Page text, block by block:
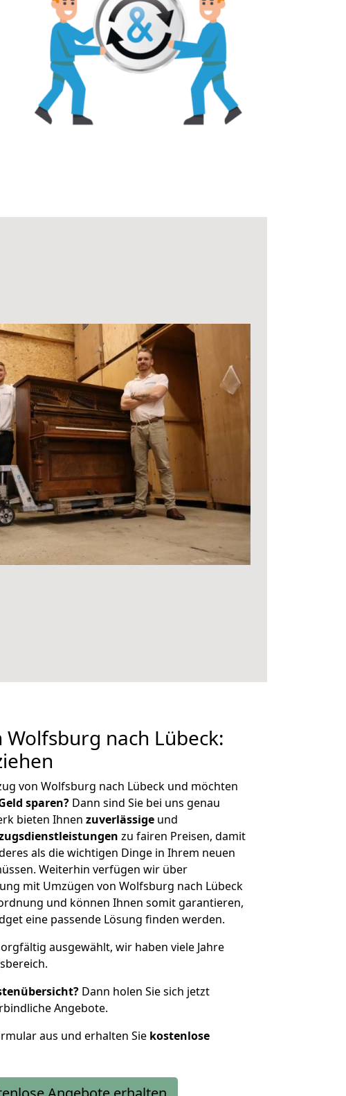
Wolfsburg nach Lübeck:
von Wolfsburg nach Lübeck und möchten
sparen? Dann sind Sie bei uns genau
bieten Ihnen zuverlässige und
zu fairen Preisen, damit
als die wichtigen Dinge in Ihrem neuen
Weiterhin verfügen wir über
mit Umzügen von Wolfsburg nach Lübeck
und können Ihnen somit garantieren,
eine passende Lösung finden werden.
ausgewählt, wir haben viele Jahre
Dann holen Sie sich jetzt
Angebote.
aus und erhalten Sie kostenlose